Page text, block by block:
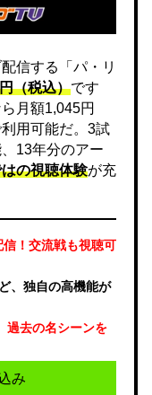
信する「パ・リ
（税込）です
月額1,045円
用可能だ。3試
13年分のアー
の視聴体験が充
！交流戦も視聴可
、独自の高機能が
過去の名シーンを
み